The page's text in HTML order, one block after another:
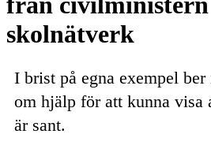
skolnätverk
I brist på egna exempel
om hjälp för att kunna visa
är sant.